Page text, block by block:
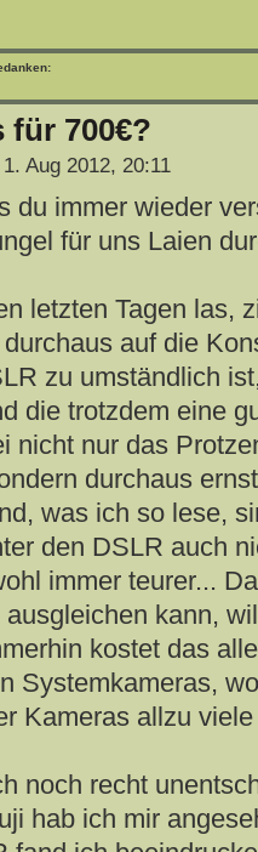
für 700€?
Aug 2012, 20:11
du immer wieder
für uns Laien
letzten Tagen las,
auf die
zu umständlich
die trotzdem eine
nicht nur das
durchaus
was ich so lese,
den DSLR auch
immer teurer...
kann,
kostet das
Systemkameras,
Kameras allzu
noch recht
hab ich mir